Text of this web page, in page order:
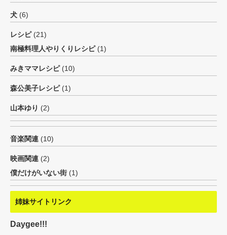
犬 (6)
レシピ(21)
南極料理人やりくりレシピ(1)
みきママレシピ(10)
森公美子レシピ(1)
山本ゆり (2)
音楽関連 (10)
映画関連 (2)
僕だけがいない街 (1)
姉妹サイトリンク
Daygee!!!